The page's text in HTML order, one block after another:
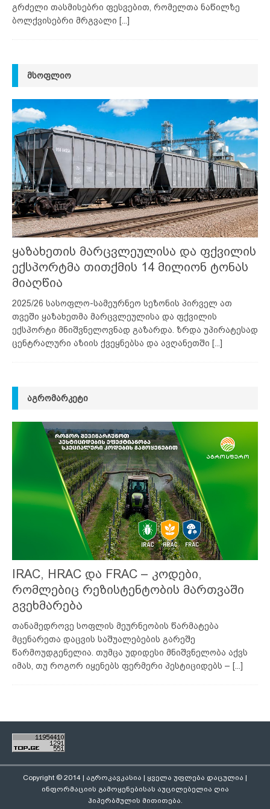
გრძელი თასმისებრი ფესვებით, რომელთა ნაწილზე
ბოლქვისებრი მრგვალი [...]
ᲛᲡᲝᲤᲚᲘᲝ
ყაზახეთის მარცვლეულისა და ფქვილის
ექსპორტმა თითქმის 14 მილიონ ტონას
მიაღწია
2025/26 სასოფლო-სამეურნეო სეზონის პირველ ათ
თვეში ყაზახეთმა მარცვლეულისა და ფქვილის
ექსპორტი მნიშვნელოვნად გაზარდა. ზრდა უპირატესად
ცენტრალური აზიის ქვეყნებსა და ავღანეთში [...]
ᲐᲒᲠᲝᲛᲐᲠᲙᲔᲢᲘ
IRAC, HRAC და FRAC – კოდები,
რომლებიც რეზისტენტობის მართვაში
გვეხმარება
თანამედროვე სოფლის მეურნეობის წარმატება
მცენარეთა დაცვის საშუალებების გარეშე
წარმოუდგენელია. თუმცა უდიდესი მნიშვნელობა აქვს
იმას, თუ როგორ იყენებს ფერმერი პესტიციდებს – [...]
Copyright © 2014 | აგროკავკასია | ყველა უფლება დაცულია |
ინფორმაციის გამოყენებისას აუცილებელია ღია
ჰიპერბმულის მითითება.